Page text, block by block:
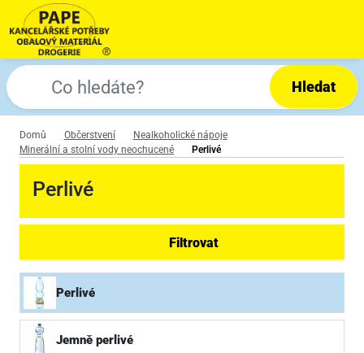
Hledat
Domů Občerstvení
Nealkoholické nápoje
Minerální a stolní vody neochucené
Perlivé
Perlivé
Filtrovat
Perlivé
Jemně perlivé